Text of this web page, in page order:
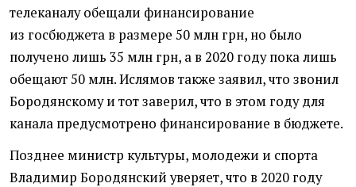
телеканалу обещали финансирование
из госбюджета в размере 50 млн грн, но было
получено лишь 35 млн грн, а в 2020 году пока лишь
обещают 50 млн. Ислямов также заявил, что звонил
Бородянскому и тот заверил, что в этом году для
канала предусмотрено финансирование в бюджете.
Позднее министр культуры, молодежи и спорта
Владимир Бородянский уверяет, что в 2020 году